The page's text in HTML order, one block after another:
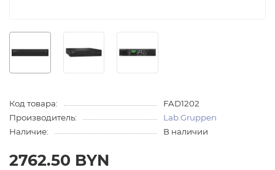
Код товара:
FAD1202
Производитель:
Lab.Gruppen
Наличие:
В наличии
2762.50 BYN